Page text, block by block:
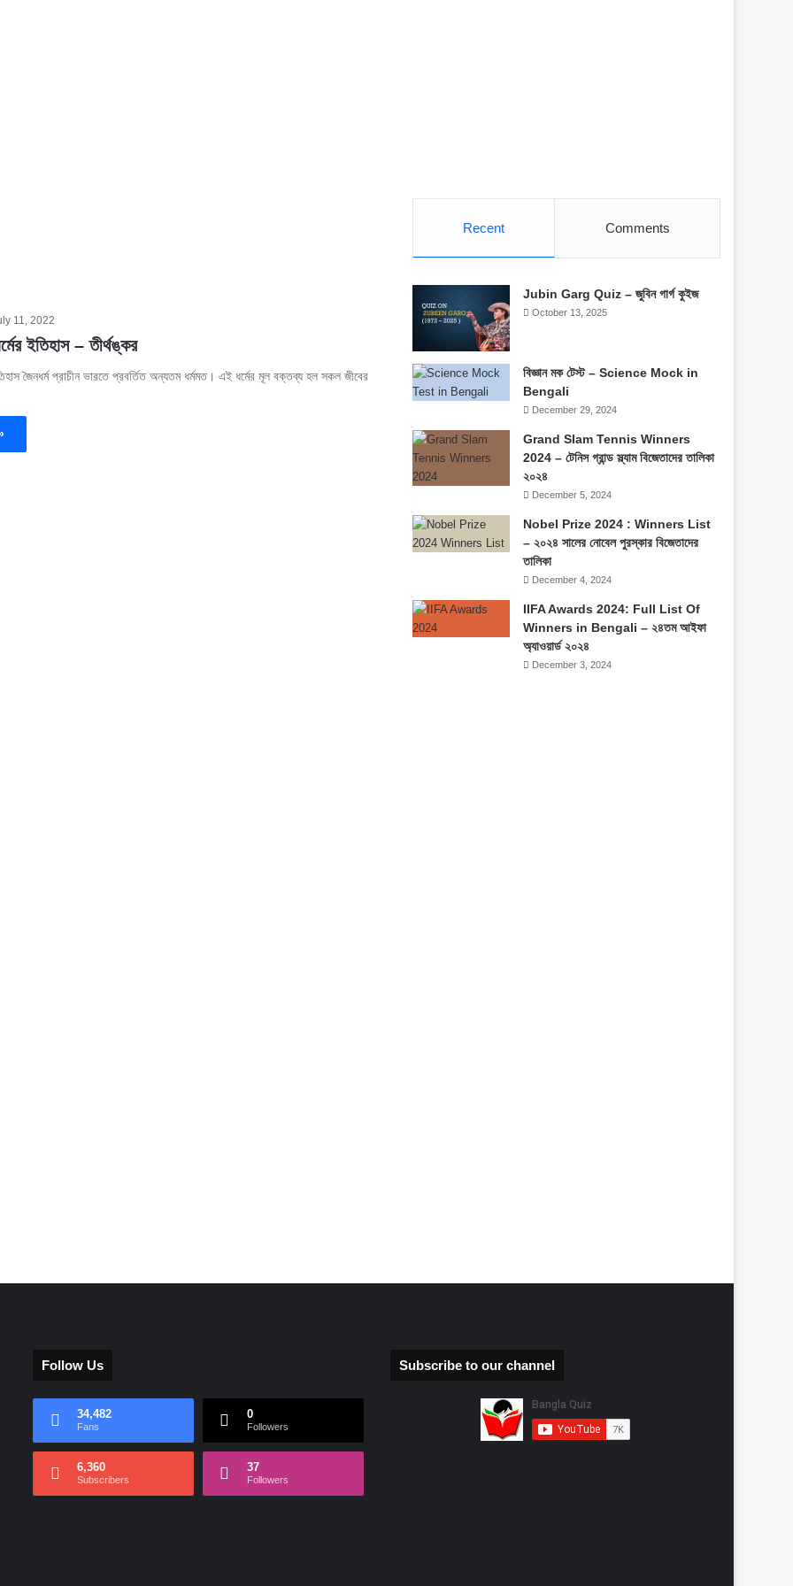
11, 2022
ইতিহাস – তীর্থঙ্কর
জৈনধর্ম প্রাচীন ভারতে প্রবর্তিত অন্যতম ধর্মমত। এই ধর্মের মূল বক্তব্য হল সকল জীবের
Recent Comments
Jubin Garg Quiz – জুবিন গার্গ কুইজ
October 13, 2025
বিজ্ঞান মক টেস্ট – Science Mock in
Bengali
December 29, 2024
Grand Slam Tennis Winners
2024 – টেনিস গ্রান্ড স্ল্যাম বিজেতাদের তালিকা
২০২৪
December 5, 2024
Nobel Prize 2024 : Winners List
– ২০২৪ সালের নোবেল পুরস্কার বিজেতাদের
তালিকা
December 4, 2024
IIFA Awards 2024: Full List Of
Winners in Bengali – ২৪তম আইফা
অ্যাওয়ার্ড ২০২৪
December 3, 2024
Follow Us
34,482
Fans
0
Followers
6,360
Subscribers
37
Followers
Subscribe to our channel